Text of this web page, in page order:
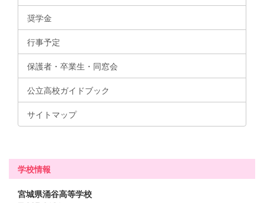
奨学金
行事予定
保護者・卒業生・同窓会
公立高校ガイドブック
サイトマップ
学校情報
宮城県涌谷高等学校